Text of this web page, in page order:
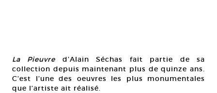
La Pieuvre d’Alain Séchas fait partie de sa
collection depuis maintenant plus de quinze ans.
C’est l’une des oeuvres les plus monumentales
que l’artiste ait réalisé.